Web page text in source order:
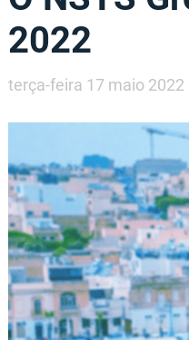
2022
terça-feira 17 maio 2022